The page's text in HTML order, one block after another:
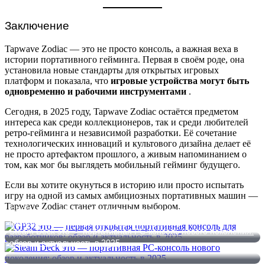
Заключение
Tapwave Zodiac — это не просто консоль, а важная веха в
истории портативного гейминга. Первая в своём роде, она
установила новые стандарты для открытых игровых
платформ и показала, что игровые устройства могут быть
одновременно и рабочими инструментами .
Сегодня, в 2025 году, Tapwave Zodiac остаётся предметом
интереса как среди коллекционеров, так и среди любителей
ретро-гейминга и независимой разработки. Её сочетание
технологических инноваций и культового дизайна делает её
не просто артефактом прошлого, а живым напоминанием о
том, как мог бы выглядеть мобильный гейминг будущего.
Если вы хотите окунуться в историю или просто испытать
игру на одной из самых амбициозных портативных машин —
Tapwave Zodiac станет отличным выбором.
GP32 это — первая открытая портативная консоль для
разработчиков: обзор и актуальность в 2025
Steam Deck это — портативная PC-консоль нового поколения:
обзор и актуальность в 2025